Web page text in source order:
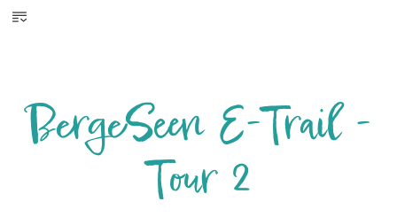
BergeSeen E-Trail -
Tour 2